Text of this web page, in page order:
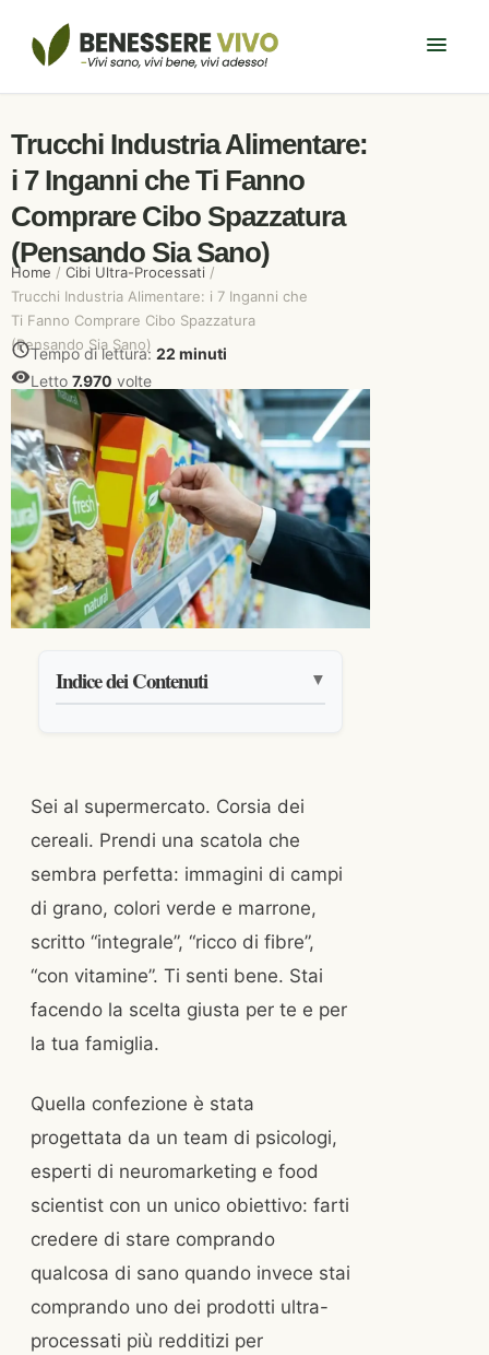
Trucchi Industria Alimentare:
i 7 Inganni che Ti Fanno
Comprare Cibo Spazzatura
(Pensando Sia Sano)
Home / Cibi Ultra-Processati /
Trucchi Industria Alimentare: i 7 Inganni che
Ti Fanno Comprare Cibo Spazzatura
(Pensando Sia Sano)
Tempo di lettura: 22 minuti
Letto 7.970 volte
Indice dei Contenuti ▼
Sei al supermercato. Corsia dei
cereali. Prendi una scatola che
sembra perfetta: immagini di campi
di grano, colori verde e marrone,
scritto “integrale”, “ricco di fibre”,
“con vitamine”. Ti senti bene. Stai
facendo la scelta giusta per te e per
la tua famiglia.
Quella confezione è stata
progettata da un team di psicologi,
esperti di neuromarketing e food
scientist con un unico obiettivo: farti
credere di stare comprando
qualcosa di sano quando invece stai
comprando uno dei prodotti ultra-
processati più redditizi per